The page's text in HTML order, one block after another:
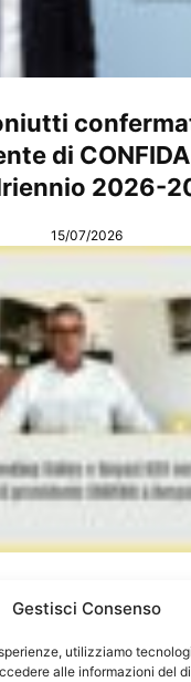
Gestisci Consenso
utilizziamo
alle informazioni del
di
2026-
15/07/2026
nel mirino.
il problema”